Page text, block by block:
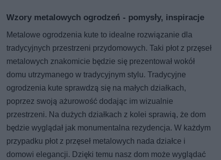
Wzory metalowych ogrodzeń - pomysły, inspiracje
Metalowe ogrodzenia kute to idealne rozwiązanie dla
tradycyjnych przestrzeni przydomowych. Taki płot z przęseł
metalowych znakomicie będzie się prezentował wokół
domu utrzymanego w tradycyjnym stylu. Tradycyjne
ogrodzenia kute sprawdzą się na małych działkach,
poprzez swoją ażurowość dodając im wizualnie
przestrzeni. Na dużych działkach z kolei sprawią, że dom
będzie wyglądał jak monumentalna rezydencja. W każdym
przypadku płot z przęseł metalowych nada działce i
domowi elegancji. Dzięki temu nasz dom może wyglądać